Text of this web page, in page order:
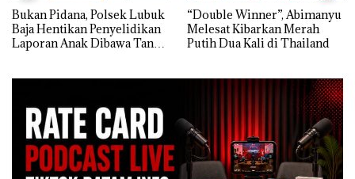
Bukan Pidana, Polsek Lubuk
Baja Hentikan Penyelidikan
Laporan Anak Dibawa Tanpa
“Double Winner”, Abimanyu
Melesat Kibarkan Merah
Putih Dua Kali di Thailand